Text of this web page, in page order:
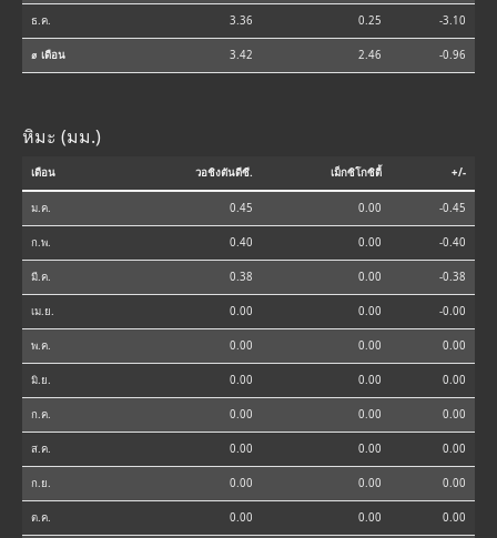
ธ.ค. 3.36 0.25 -3.10
⌀ เดือน 3.42 2.46 -0.96
หิมะ (มม.)
เดือน วอชิงตันดีซี. เม็กซิโกซิตี้ +/-
ม.ค. 0.45 0.00 -0.45
ก.พ. 0.40 0.00 -0.40
มี.ค. 0.38 0.00 -0.38
เม.ย. 0.00 0.00 -0.00
พ.ค. 0.00 0.00 0.00
มิ.ย. 0.00 0.00 0.00
ก.ค. 0.00 0.00 0.00
ส.ค. 0.00 0.00 0.00
ก.ย. 0.00 0.00 0.00
ต.ค. 0.00 0.00 0.00